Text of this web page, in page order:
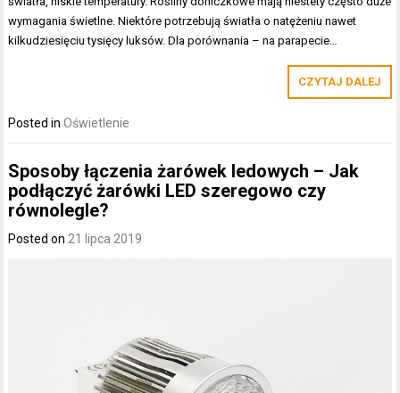
wymagania świetlne. Niektóre potrzebują światła o natężeniu nawet
kilkudziesięciu tysięcy luksów. Dla porównania – na parapecie…
CZYTAJ DALEJ
Posted inOświetlenie
Sposoby łączenia żarówek ledowych – Jak
podłączyć żarówki LED szeregowo czy
równolegle?
Posted on 21 lipca 2019